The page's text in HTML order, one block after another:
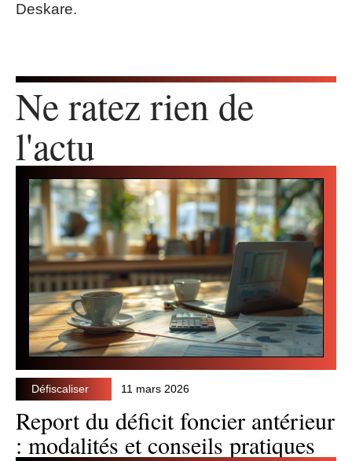
Deskare.
Ne ratez rien de
l'actu
Défiscaliser 11 mars 2026
Report du déficit foncier antérieur
: modalités et conseils pratiques